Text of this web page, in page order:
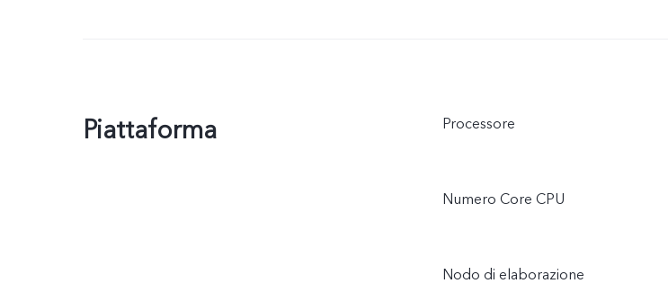
Piattaforma Processore
Numero Core CPU
Nodo di elaborazione